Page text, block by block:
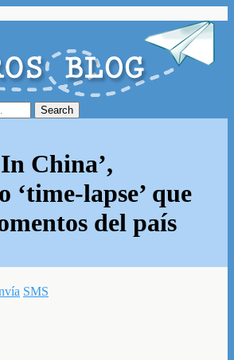
China’,
‘time-lapse’ que
del país
SMS